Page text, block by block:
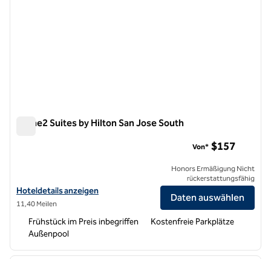
Home2 Suites by Hilton San Jose South
Hoteldetails für Home2 Suites by Hilton San Jose South anzeigen
Hoteldetails anzeigen
11,40 Meilen
Von* $157
Honors Ermäßigung Nicht
rückerstattungsfähig
Daten auswählen
Frühstück im Preis inbegriffen
Kostenfreie Parkplätze
Außenpool